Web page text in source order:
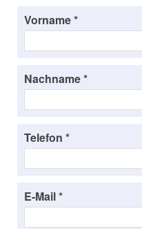
Vorname *
Nachname *
Telefon *
E-Mail *